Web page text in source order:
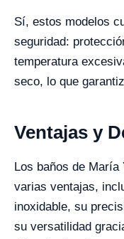
Sí, estos modelos
seguridad:
temperatura
seco, lo que
Ventajas y
Los baños de
varias ventajas,
inoxidable, su
su versatilidad